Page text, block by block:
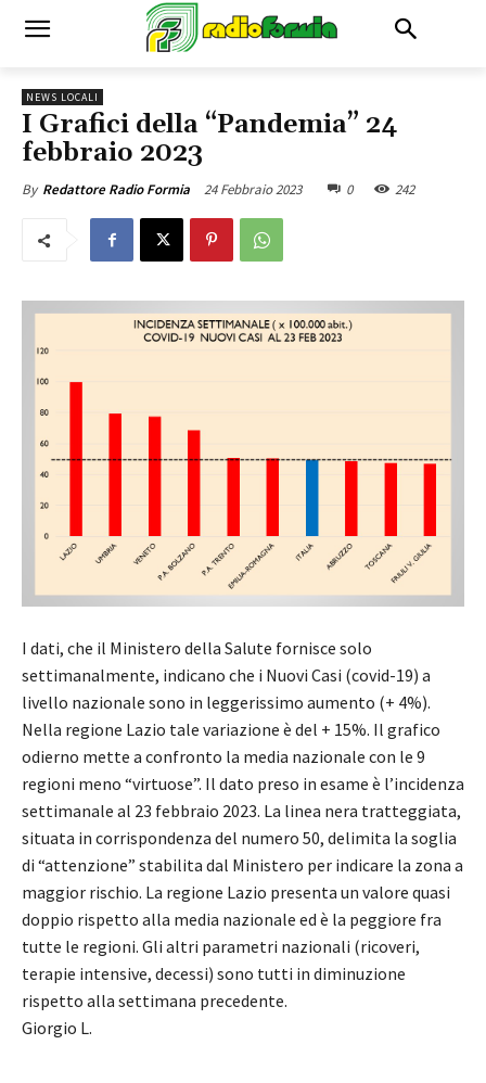
NEWS LOCALI
I Grafici della “Pandemia” 24
febbraio 2023
By Redattore Radio Formia 24 Febbraio 2023 0 242
I dati, che il Ministero della Salute fornisce solo
settimanalmente, indicano che i Nuovi Casi (covid-19) a
livello nazionale sono in leggerissimo aumento (+ 4%).
Nella regione Lazio tale variazione è del + 15%. Il grafico
odierno mette a confronto la media nazionale con le 9
regioni meno “virtuose”. Il dato preso in esame è l’incidenza
settimanale al 23 febbraio 2023. La linea nera tratteggiata,
situata in corrispondenza del numero 50, delimita la soglia
di “attenzione” stabilita dal Ministero per indicare la zona a
maggior rischio. La regione Lazio presenta un valore quasi
doppio rispetto alla media nazionale ed è la peggiore fra
tutte le regioni. Gli altri parametri nazionali (ricoveri,
terapie intensive, decessi) sono tutti in diminuzione
rispetto alla settimana precedente.
Giorgio L.